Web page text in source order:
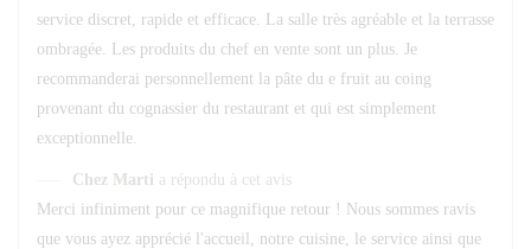
service discret, rapide et efficace. La salle très agréable et la terrasse
ombragée. Les produits du chef en vente sont un plus. Je
recommanderai personnellement la pâte du e fruit au coing
provenant du cognassier du restaurant et qui est simplement
exceptionnelle.
Chez Marti a répondu à cet avis
Merci infiniment pour ce magnifique retour ! Nous sommes ravis
que vous ayez apprécié l'accueil, notre cuisine, le service ainsi que